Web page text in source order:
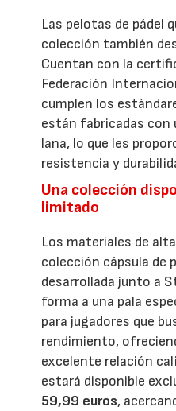
Las pelotas de pádel
colección también
Cuentan con la
Federación
cumplen los
están fabricadas
lana, lo que les
resistencia y
Una colección
limitado
Los materiales de
colección cápsula de
desarrollada junto a
forma a una pala
para jugadores que
rendimiento,
excelente relación
estará disponible
59,99 euros,